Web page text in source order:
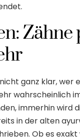
Zähne
ganz klar, wer
wahrscheinlich
immerhin wird
in der alten
Ob es exakt